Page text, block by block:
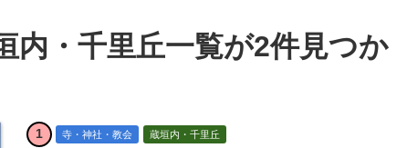
内・千里丘一覧が2件見つか
1 寺・神社・教会 蔵垣内・千里丘